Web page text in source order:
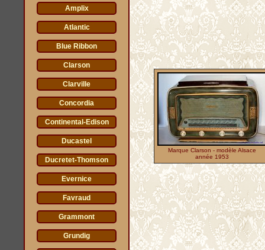
Amplix
Atlantic
Blue Ribbon
Clarson
Clarville
Concordia
Continental-Edison
Ducastel
Ducretet-Thomson
Evernice
Favraud
Grammont
Grundig
Marque Clarson - modèle Alsace
année 1953